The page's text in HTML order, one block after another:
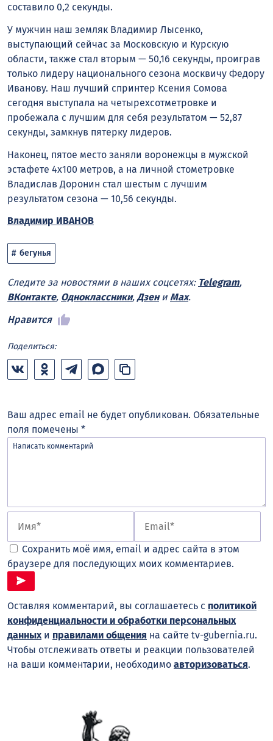
составило 0,2 секунды.
У мужчин наш земляк Владимир Лысенко,
выступающий сейчас за Московскую и Курскую
области, также стал вторым — 50,16 секунды, проиграв
только лидеру национального сезона москвичу Федору
Иванову. Наш лучший спринтер Ксения Сомова
сегодня выступала на четырехсотметровке и
пробежала с лучшим для себя результатом — 52,87
секунды, замкнув пятерку лидеров.
Наконец, пятое место заняли воронежцы в мужской
эстафете 4х100 метров, а на личной стометровке
Владислав Доронин стал шестым с лучшим
результатом сезона — 10,56 секунды.
Владимир ИВАНОВ
бегунья
Следите за новостями в наших соцсетях: Telegram,
ВКонтакте, Одноклассники, Дзени Max.
Нравится
Поделиться:
Ваш адрес email не будет опубликован. Обязательные
поля помечены *
Сохранить моё имя, email и адрес сайта в этом
браузере для последующих моих комментариев.
Оставляя комментарий, вы соглашаетесь с политикой
конфиденциальности и обработки персональных
данных и правилами общения на сайте tv-gubernia.ru.
Чтобы отслеживать ответы и реакции пользователей
на ваши комментарии, необходимо авторизоваться.